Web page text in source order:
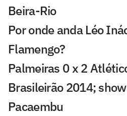
Beira-Rio
Por onde anda Léo
Flamengo?
Palmeiras 0 x 2
Brasileirão 2014;
Pacaembu